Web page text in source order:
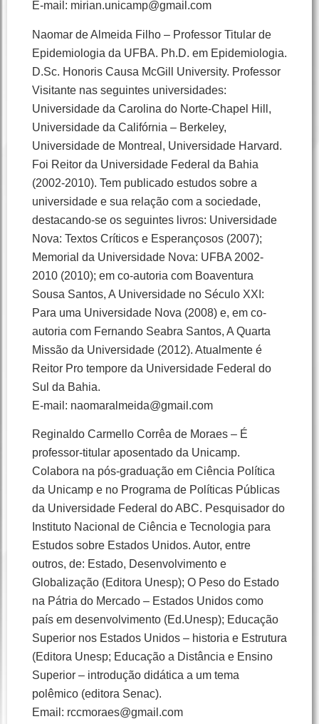
E-mail: mirian.unicamp@gmail.com
Naomar de Almeida Filho – Professor Titular de
Epidemiologia da UFBA. Ph.D. em Epidemiologia.
D.Sc. Honoris Causa McGill University. Professor
Visitante nas seguintes universidades:
Universidade da Carolina do Norte-Chapel Hill,
Universidade da Califórnia – Berkeley,
Universidade de Montreal, Universidade Harvard.
Foi Reitor da Universidade Federal da Bahia
(2002-2010). Tem publicado estudos sobre a
universidade e sua relação com a sociedade,
destacando-se os seguintes livros: Universidade
Nova: Textos Críticos e Esperançosos (2007);
Memorial da Universidade Nova: UFBA 2002-
2010 (2010); em co-autoria com Boaventura
Sousa Santos, A Universidade no Século XXI:
Para uma Universidade Nova (2008) e, em co-
autoria com Fernando Seabra Santos, A Quarta
Missão da Universidade (2012). Atualmente é
Reitor Pro tempore da Universidade Federal do
Sul da Bahia.
E-mail: naomaralmeida@gmail.com
Reginaldo Carmello Corrêa de Moraes – É
professor-titular aposentado da Unicamp.
Colabora na pós-graduação em Ciência Política
da Unicamp e no Programa de Políticas Públicas
da Universidade Federal do ABC. Pesquisador do
Instituto Nacional de Ciência e Tecnologia para
Estudos sobre Estados Unidos. Autor, entre
outros, de: Estado, Desenvolvimento e
Globalização (Editora Unesp); O Peso do Estado
na Pátria do Mercado – Estados Unidos como
país em desenvolvimento (Ed.Unesp); Educação
Superior nos Estados Unidos – historia e Estrutura
(Editora Unesp; Educação a Distância e Ensino
Superior – introdução didática a um tema
polêmico (editora Senac).
Email: rccmoraes@gmail.com